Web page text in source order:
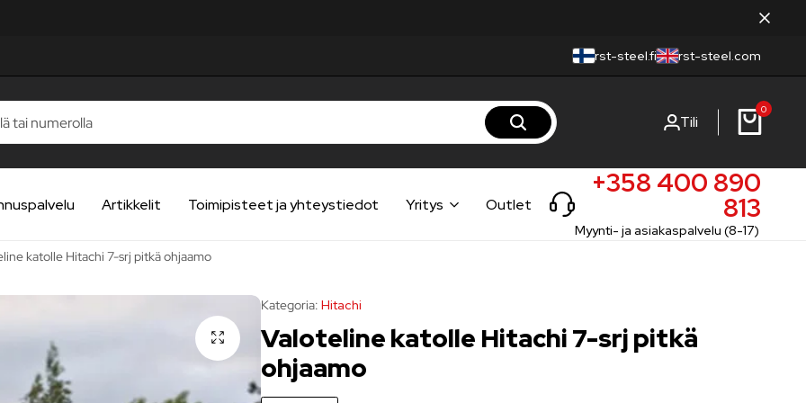
rst-steel.fi rst-steel.com
Tili
0
Artikkelit Toimipisteet ja yhteystiedot Yritys Outlet
+358 400 890
813
Myynti- ja asiakaspalvelu (8-17)
katolle Hitachi 7-srj pitkä ohjaamo
Kategoria: Hitachi
Valoteline katolle Hitachi 7-srj pitkä
ohjaamo